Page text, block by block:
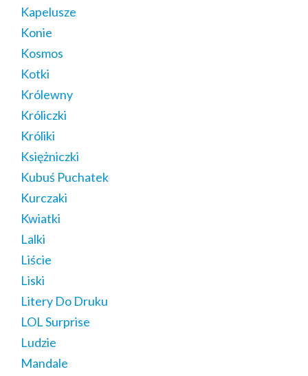
Kapelusze
Konie
Kosmos
Kotki
Królewny
Króliczki
Króliki
Księżniczki
Kubuś Puchatek
Kurczaki
Kwiatki
Lalki
Liście
Liski
Litery Do Druku
LOL Surprise
Ludzie
Mandale